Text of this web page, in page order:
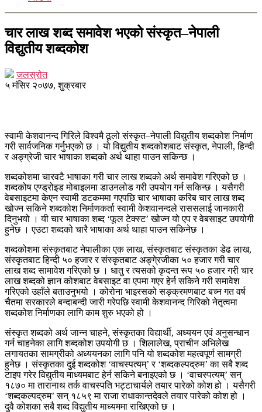
चार लाख शब्द समावेश भएको संस्कृत–नेपाली
विद्युतीय शब्दकोश
जलस्रोत
५ मंसिर २०७७, शुक्रबार
स्वामी केशवानन्द गिरिले विश्वमै ठूलो संस्कृत–नेपाली विद्युतीय शब्दकोश निर्माण
गरी सार्वजनिक गर्नुभएको छ । यो विद्युतीय शब्दकोशबाट संस्कृत, नेपाली, हिन्दी
र अङ्ग्रेजी चार भाषाका शब्दको अर्थ थाहा पाउन सकिन्छ ।
शब्दकोशमा चारवटै भाषाका गरी चार लाख शब्दको अर्थ समावेश गरिएको छ ।
शब्दकोष एण्ड्रोइड मोबाइलमा डाउनलोड गरी उपयोग गर्न सकिन्छ । यसैगरी
वेबसाइटमा केएन स्वामी डटकममा गएपछि चार भाषाका करिब चार लाख शब्द
खोज्न सकिने शब्दकोश निर्माणकर्ता स्वामी केशवानन्दले राससलाई जानकारी
दिनुभयो । यी चार भाषाका शब्द ‘फूल टेक्स्ट’ खोज्न यो एप र वेबसाइट उपयोगी
हुनेछ । एउटा शब्दको चारै भाषाका अर्थ थाहा पाउन सकिनेछ ।
शब्दकोशमा संस्कृतबाट नेपालीका एक लाख, संस्कृतबाट संस्कृतका डेढ लाख,
संस्कृतबाट हिन्दी ५० हजार र संस्कृतबाट अङ्गे्रजीका ५० हजार गरी चार
लाख शब्द सामावेश गरिएको छ । धातु र त्यसको कृदन्त रूप ५० हजार गरी चार
लाख शब्दको ज्ञान कोशबाट वेबसाइट वा एपमा गएर हेर्न सकिने गरी समावेश
गरिएको उहाँले बताउनुभयो । कोरोना भाइरसको सङ्क्रमणबाट बच्न गत वर्ष
चैतमा सरकारले बन्दाबन्दी जारी गरेपछि स्वामी केशवानन्द गिरिको नेतृत्वमा
शब्दकोश निर्माणका लागि काम शुरु भएको हो ।
संस्कृत शब्दको अर्थ जान्न चाहने, संस्कृतका विद्यार्थी, अध्ययन एवं अनुसन्धान
गर्न चाहनेका लागि शब्दकोश उपयोगी छ । शिलालेख, प्राचीन अभिलेख
लगायतका सामग्रीको अध्ययनका लागि पनि यो शब्दकोश महत्वपूर्ण सामग्री
हुनेछ । संस्कृतका दुई शब्दकोश ‘वाचस्पत्यम्’ र ‘शब्दकल्पद्रुम’ का सबै शब्द
टाइप गरेर विद्युतीय माध्यमबाट हेर्न सकिने बनाइएको छ । ‘वाचस्पत्यम्’ सन्
१८७० मा तारानाथ तर्क वाचस्पति भट्टाचार्यले तयार पारेको कोश हो । यसैगरी
‘शब्दकल्पद्रुम’ सन् १८५९ मा राजा राधाकान्तदेवले तयार पारेको कोश हो ।
दुवै कोशका सबै शब्द विद्युतीय माध्यममा राखिएको छ ।